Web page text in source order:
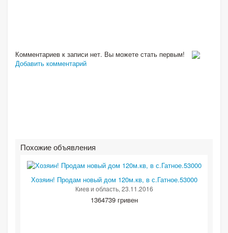
Комментариев к записи нет. Вы можете стать первым!
Добавить комментарий
Похожие объявления
Хозяин! Продам новый дом 120м.кв, в с.Гатное.53000
Киев и область, 23.11.2016
1364739 гривен